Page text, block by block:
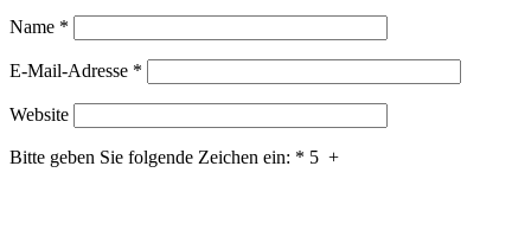
Name *
E-Mail-Adresse *
Website
Bitte geben Sie folgende Zeichen ein: * 5 +